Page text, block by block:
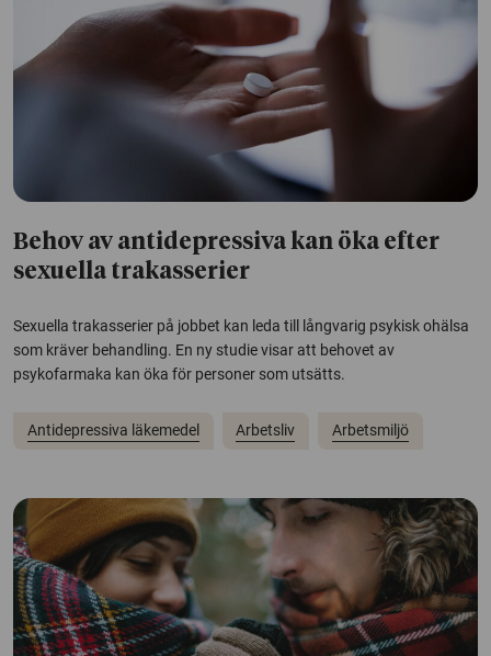
Behov av antidepressiva kan öka efter
sexuella trakasserier
Sexuella trakasserier på jobbet kan leda till långvarig psykisk ohälsa
som kräver behandling. En ny studie visar att behovet av
psykofarmaka kan öka för personer som utsätts.
Antidepressiva läkemedel Arbetsliv Arbetsmiljö